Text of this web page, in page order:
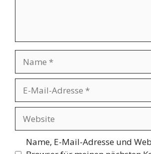
Mail-
Adresse
Name, E-Mail-Adresse und